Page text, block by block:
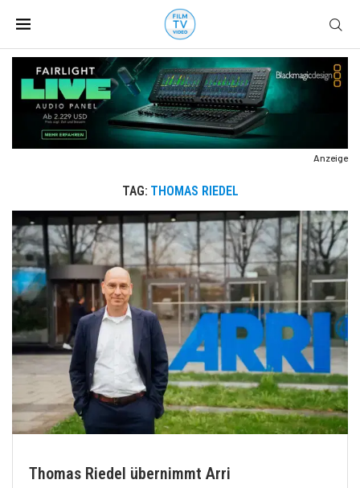
Anzeige
TAG: THOMAS RIEDEL
Thomas Riedel übernimmt Arri